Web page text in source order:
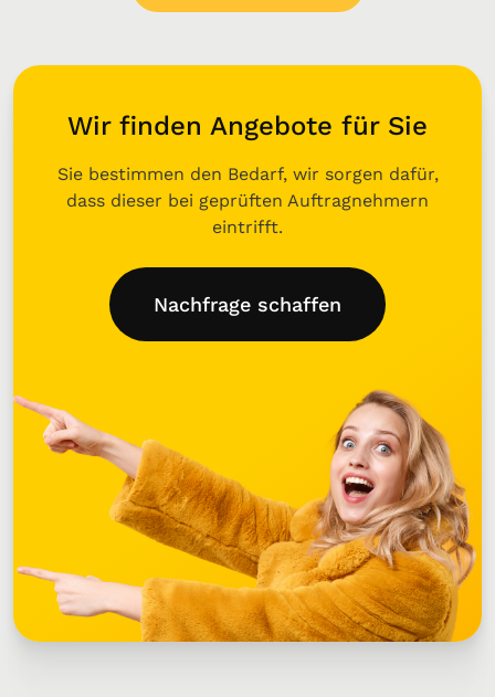
Wir finden Angebote für Sie
Sie bestimmen den Bedarf, wir sorgen dafür,
dass dieser bei geprüften Auftragnehmern
eintrifft.
Nachfrage schaffen